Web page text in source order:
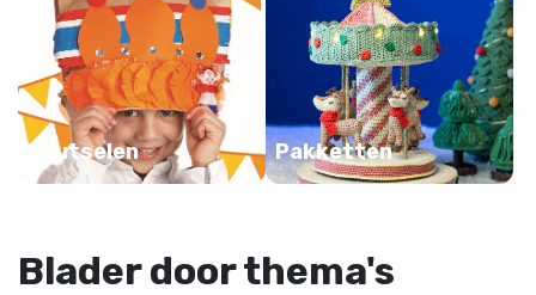
Knutselen Pakketten
Blader door thema's